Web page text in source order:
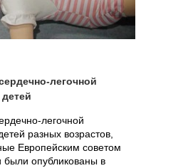
легочной
легочной
разных возрастов,
Европейским советом
опубликованы в